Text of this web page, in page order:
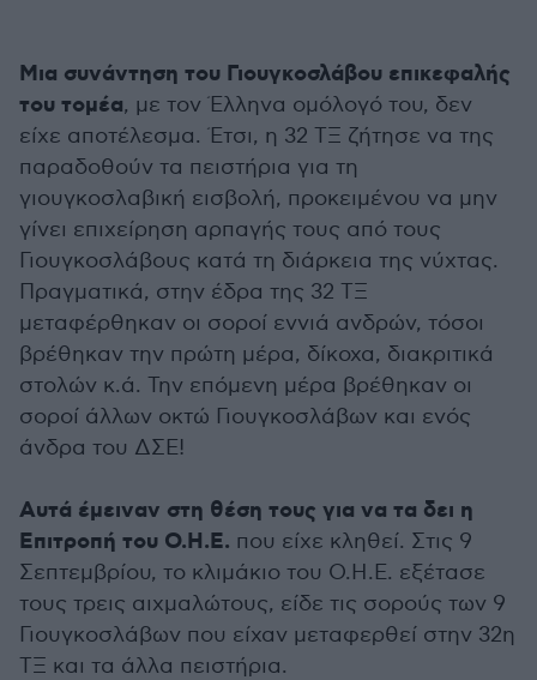
Μια συνάντηση του Γιουγκοσλάβου επικεφαλής
του τομέα, με τον Έλληνα ομόλογό του, δεν
είχε αποτέλεσμα. Έτσι, η 32 ΤΞ ζήτησε να της
παραδοθούν τα πειστήρια για τη
γιουγκοσλαβική εισβολή, προκειμένου να μην
γίνει επιχείρηση αρπαγής τους από τους
Γιουγκοσλάβους κατά τη διάρκεια της νύχτας.
Πραγματικά, στην έδρα της 32 ΤΞ
μεταφέρθηκαν οι σοροί εννιά ανδρών, τόσοι
βρέθηκαν την πρώτη μέρα, δίκοχα, διακριτικά
στολών κ.ά. Την επόμενη μέρα βρέθηκαν οι
σοροί άλλων οκτώ Γιουγκοσλάβων και ενός
άνδρα του ΔΣΕ!
Αυτά έμειναν στη θέση τους για να τα δει η
Επιτροπή του Ο.Η.Ε. που είχε κληθεί. Στις 9
Σεπτεμβρίου, το κλιμάκιο του Ο.Η.Ε. εξέτασε
τους τρεις αιχμαλώτους, είδε τις σορούς των 9
Γιουγκοσλάβων που είχαν μεταφερθεί στην 32η
ΤΞ και τα άλλα πειστήρια.